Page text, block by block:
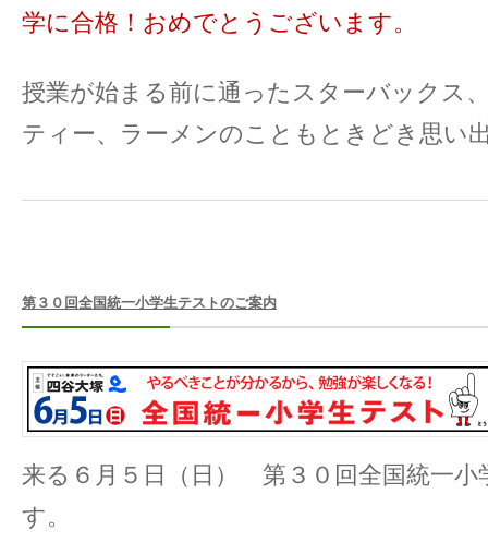
学に合格！おめでとうございます。
授業が始まる前に通ったスターバックス
ティー、ラーメンのこともときどき思い
第３０回全国統一小学生テストのご案内
来る６月５日（日） 第３０回全国統一小
す。